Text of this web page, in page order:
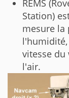
REMS
Station)
mesure la
vitesse du
l'air.